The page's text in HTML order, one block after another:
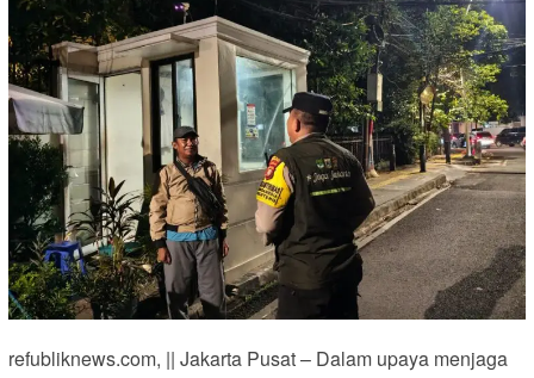
refubliknews.com, || Jakarta Pusat – Dalam upaya menjaga